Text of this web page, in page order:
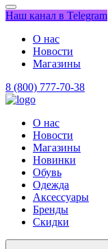
Наш канал в Telegram
О нас
Новости
Магазины
8 (800) 777-70-38
О нас
Новости
Магазины
Новинки
Обувь
Одежда
Аксессуары
Бренды
Скидки